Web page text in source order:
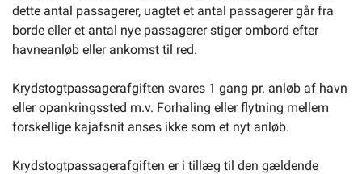
dette antal passagerer, uagtet et antal passagerer går fra
borde eller et antal nye passagerer stiger ombord efter
havneanløb eller ankomst til red.
Krydstogtpassagerafgiften svares 1 gang pr. anløb af havn
eller opankringssted m.v. Forhaling eller flytning mellem
forskellige kajafsnit anses ikke som et nyt anløb.
Krydstogtpassagerafgiften er i tillæg til den gældende